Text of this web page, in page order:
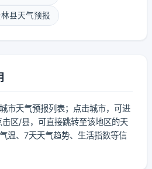
县天气预报
市天气预报列表；点击城市，可进
区/县，可直接跳转至该地区的天
温、7天天气趋势、生活指数等信